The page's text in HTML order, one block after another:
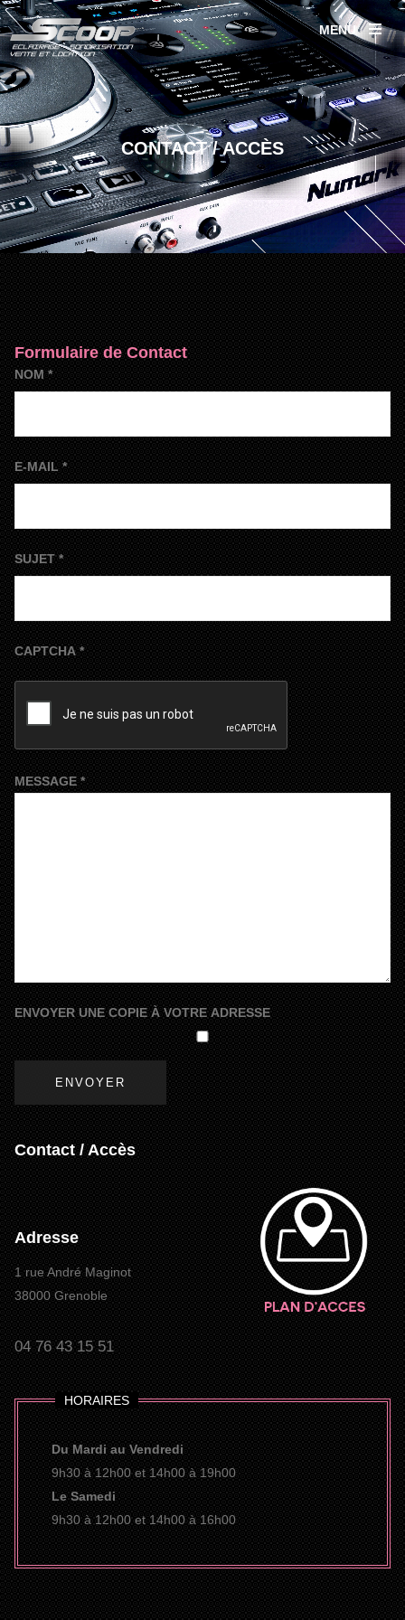
MENU
CONTACT / ACCÈS
Formulaire de Contact
NOM *
E-MAIL *
SUJET *
CAPTCHA *
MESSAGE *
ENVOYER UNE COPIE À VOTRE ADRESSE
ENVOYER
Contact / Accès
Adresse
1 rue André Maginot
38000 Grenoble
04 76 43 15 51
HORAIRES
Du Mardi au Vendredi
9h30 à 12h00 et 14h00 à 19h00
Le Samedi
9h30 à 12h00 et 14h00 à 16h00